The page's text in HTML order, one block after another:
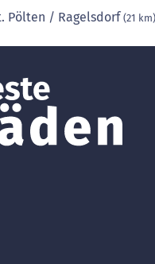
Pölten / Ragelsdorf(21 km)